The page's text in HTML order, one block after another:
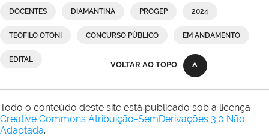
DOCENTES DIAMANTINA PROGEP 2024
TEÓFILO OTONI CONCURSO PÚBLICO EM ANDAMENTO
EDITAL
VOLTAR AO TOPO
Todo o conteúdo deste site está publicado sob a licença
Creative Commons Atribuição-SemDerivações 3.0 Não
Adaptada.